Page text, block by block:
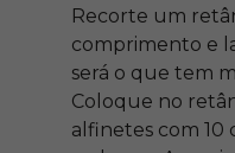
Recorte um
comprimento e
será o que tem
Coloque no
alfinetes com 10